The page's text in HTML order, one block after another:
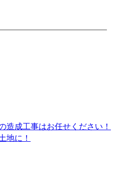
造成工事はお任せください！
地に！